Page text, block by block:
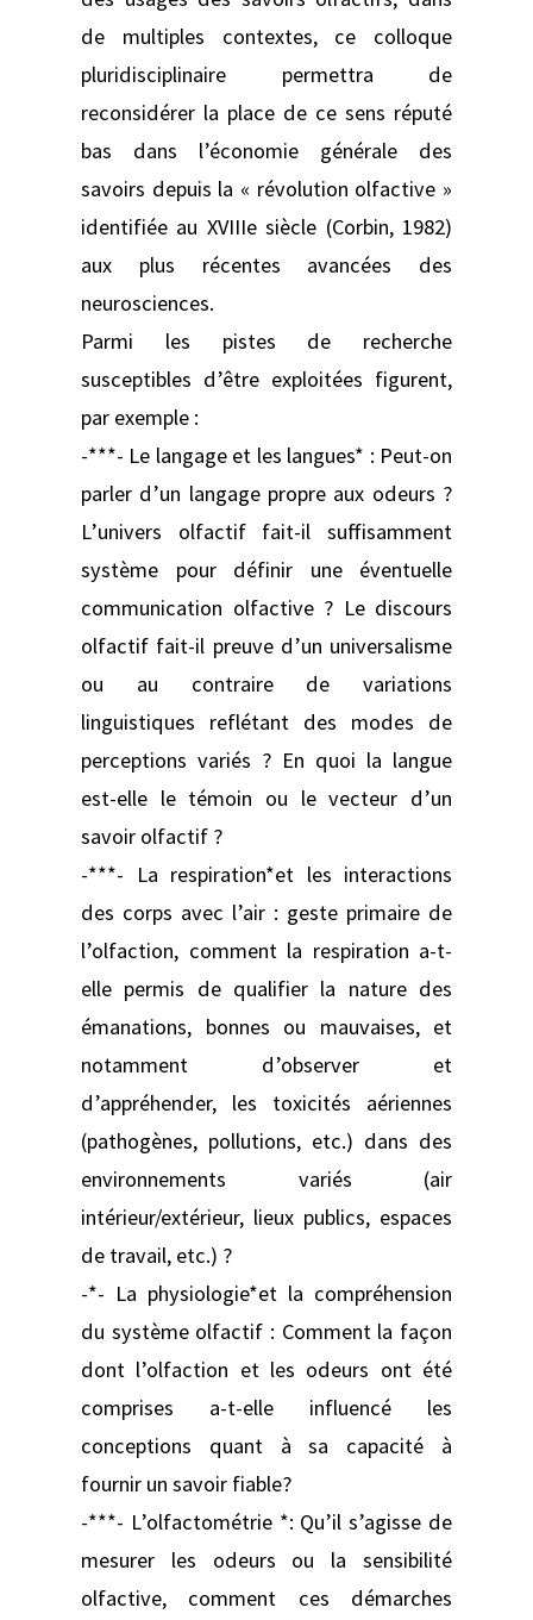
de multiples contextes, ce colloque
pluridisciplinaire permettra de
reconsidérer la place de ce sens réputé
bas dans l’économie générale des
savoirs depuis la « révolution olfactive »
identifiée au XVIIIe siècle (Corbin, 1982)
aux plus récentes avancées des
neurosciences.
Parmi les pistes de recherche
susceptibles d’être exploitées figurent,
par exemple :
-***- Le langage et les langues* : Peut-on
parler d’un langage propre aux odeurs ?
L’univers olfactif fait-il suffisamment
système pour définir une éventuelle
communication olfactive ? Le discours
olfactif fait-il preuve d’un universalisme
ou au contraire de variations
linguistiques reflétant des modes de
perceptions variés ? En quoi la langue
est-elle le témoin ou le vecteur d’un
savoir olfactif ?
-***- La respiration*et les interactions
des corps avec l’air : geste primaire de
l’olfaction, comment la respiration a-t-
elle permis de qualifier la nature des
émanations, bonnes ou mauvaises, et
notamment d’observer et
d’appréhender, les toxicités aériennes
(pathogènes, pollutions, etc.) dans des
environnements variés (air
intérieur/extérieur, lieux publics, espaces
de travail, etc.) ?
-*- La physiologie*et la compréhension
du système olfactif : Comment la façon
dont l’olfaction et les odeurs ont été
comprises a-t-elle influencé les
conceptions quant à sa capacité à
fournir un savoir fiable?
-***- L’olfactométrie *: Qu’il s’agisse de
mesurer les odeurs ou la sensibilité
olfactive, comment ces démarches